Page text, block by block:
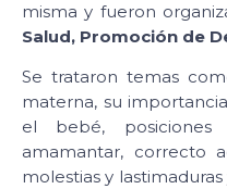
misma y fueron
Salud, Promoción de
Se trataron temas
materna, su
el bebé, posiciones
amamantar, correcto
molestias y